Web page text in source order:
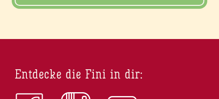
Entdecke die Fini in dir: